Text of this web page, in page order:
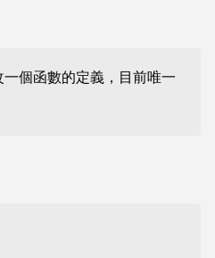
一個函數的定義，目前唯一